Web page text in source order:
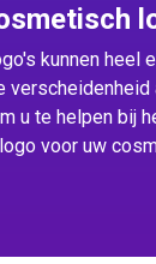
kunnen heel
verscheidenheid
u te helpen bij
voor uw